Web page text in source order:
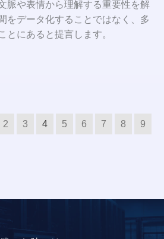
脈や表情から理解する重要性を解
をデータ化することではなく、多
とにあると提言します。
2 3 4 5 6 7 8 9